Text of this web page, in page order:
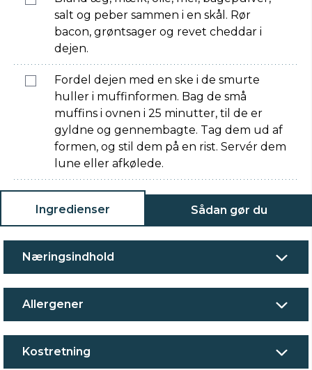
salt og peber sammen i en skål. Rør
bacon, grøntsager og revet cheddar i
dejen.
Fordel dejen med en ske i de smurte
huller i muffinformen. Bag de små
muffins i ovnen i 25 minutter, til de er
gyldne og gennembagte. Tag dem ud af
formen, og stil dem på en rist. Servér dem
lune eller afkølede.
Ingredienser Sådan gør du
Næringsindhold
Allergener
Kostretning